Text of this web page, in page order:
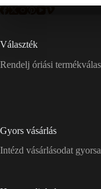
Választék
Rendelj óriási
Gyors vásárlás
Intézd vásárlásodat